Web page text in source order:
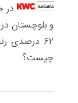
در
و بلوچستان
۶۲ درصدی
چیست؟